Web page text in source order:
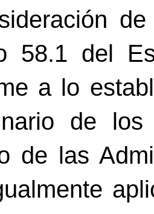
58.1 del
a lo
de
de las